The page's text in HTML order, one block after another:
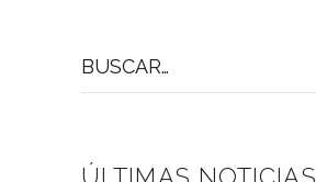
por: